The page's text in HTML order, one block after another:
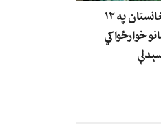
ملګري ملتونه: د افغانستان په ۱۲
خوارځواکي